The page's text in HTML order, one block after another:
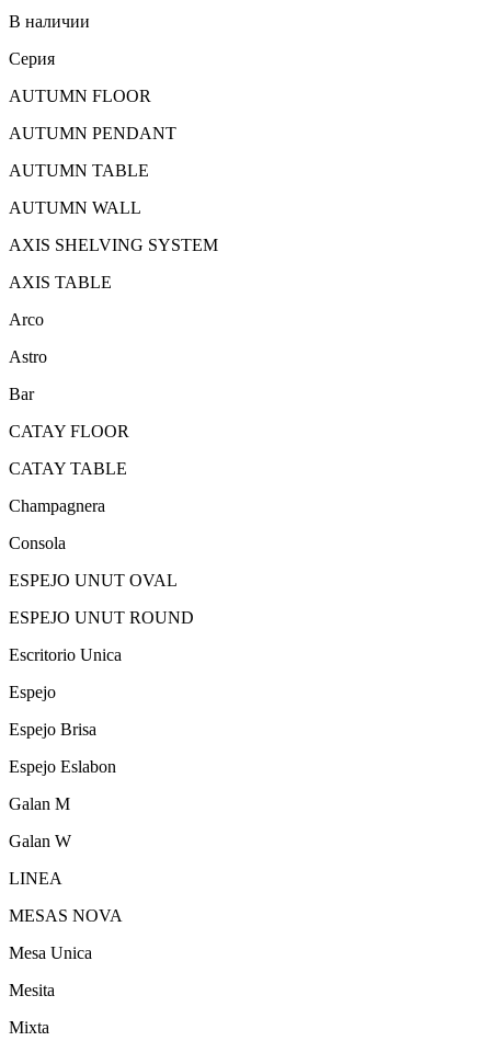
В наличии
Серия
AUTUMN FLOOR
AUTUMN PENDANT
AUTUMN TABLE
AUTUMN WALL
AXIS SHELVING SYSTEM
AXIS TABLE
Arco
Astro
Bar
CATAY FLOOR
CATAY TABLE
Champagnera
Consola
ESPEJO UNUT OVAL
ESPEJO UNUT ROUND
Escritorio Unica
Espejo
Espejo Brisa
Espejo Eslabon
Galan M
Galan W
LINEA
MESAS NOVA
Mesa Unica
Mesita
Mixta